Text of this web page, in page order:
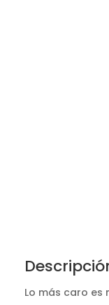
Lo más caro es